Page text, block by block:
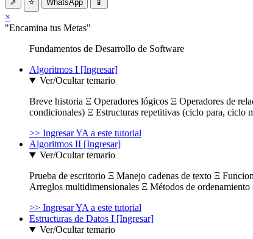
⇗ ⭐ WhatsApp 📱
×
"Encamina tus Metas"
Fundamentos de Desarrollo de Software
Algoritmos I [Ingresar]
Ver/Ocultar temario
Breve historia Ξ Operadores lógicos Ξ Operadores de
condicionales) Ξ Estructuras repetitivas (ciclo para, ciclo
>> Ingresar YA a este tutorial
Algoritmos II [Ingresar]
Ver/Ocultar temario
Prueba de escritorio Ξ Manejo cadenas de texto Ξ
Arreglos multidimensionales Ξ Métodos de
>> Ingresar YA a este tutorial
Estructuras de Datos I [Ingresar]
Ver/Ocultar temario